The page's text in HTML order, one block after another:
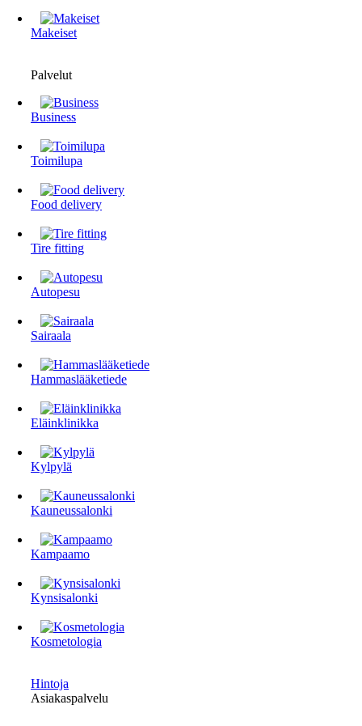
Makeiset
Palvelut
Business
Toimilupa
Food delivery
Tire fitting
Autopesu
Sairaala
Hammaslääketiede
Eläinklinikka
Kylpylä
Kauneussalonki
Kampaamo
Kynsisalonki
Kosmetologia
Hintoja
Asiakaspalvelu